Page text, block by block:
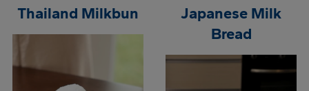
Thailand Milkbun
Japanese Milk
Bread